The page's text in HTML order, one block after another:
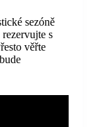
sezóně
s
věřte